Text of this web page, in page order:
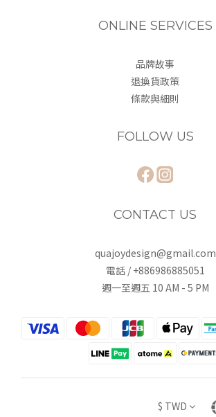
ONLINE SERVICES
品牌故事
退換貨政策
條款與細則
FOLLOW US
CONTACT US
quajoydesign@gmail.com
電話 / +886986885051
週一至週五 10 AM - 5 PM
$ TWD